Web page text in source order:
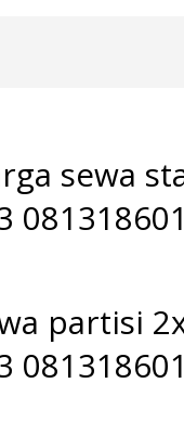
sewa
partisi